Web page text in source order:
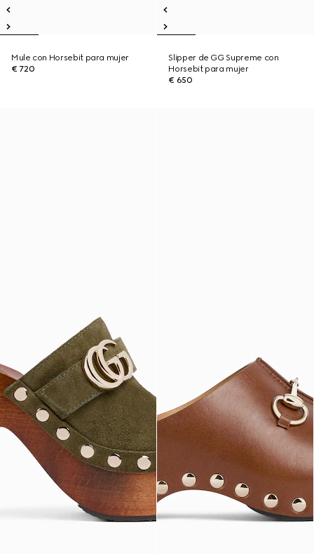
Mule con Horsebit para mujer
€ 720
Slipper de GG Supreme con
Horsebit para mujer
€ 650